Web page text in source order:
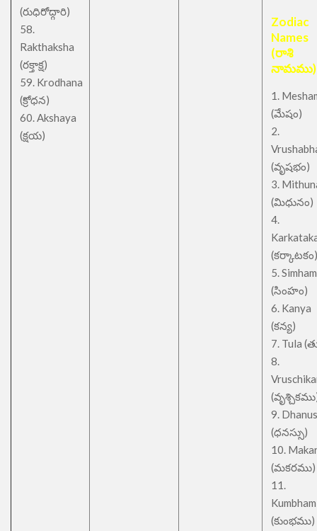
(రుధిరోద్గారి)
58.
Rakthaksha
(రక్తాక్ష)
59. Krodhana
(క్రోధన)
60. Akshaya
(క్షయ)
Zodiac
Names
(రాశి
నామము)
1.
(మేషం)
2.
(వృషభం)
3.
(మిధునం)
4.
(కర్కాటకం)
5. Simham
(సింహం)
6. Kanya
(కన్య)
7. Tula
8.
9.
(ధనస్సు)
10.
(మకరము)
11.
Kumbham
(కుంభము)